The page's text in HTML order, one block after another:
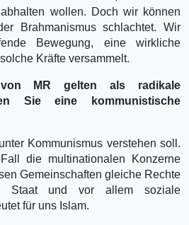
wollen. Doch wir können
Brahmanismus schlachtet. Wir
Bewegung, eine wirkliche
Kräfte versammelt.
von MR gelten als radikale
Sie eine kommunistische
Kommunismus verstehen soll.
die multinationalen Konzerne
Gemeinschaften gleiche Rechte
Staat und vor allem soziale
für uns Islam.